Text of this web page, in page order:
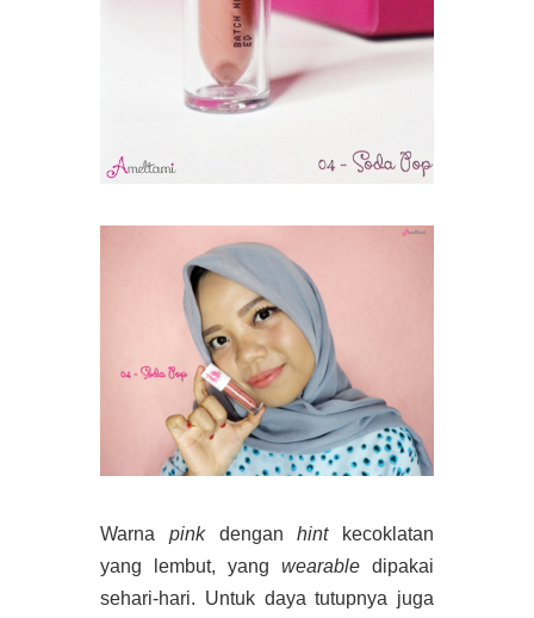
Warna pinkdenganhintkecoklatan
yang lembut, yang wearable dipakai
sehari-hari. Untuk daya tutupnya juga